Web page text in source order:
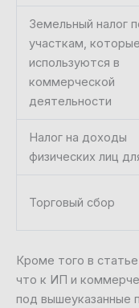
Земельный налог
участкам, которые
используются в
коммерческой
деятельности
Налог на доходы
физических лиц
Торговый сбор
Кроме того в
что к ИП и
под вышеуказанные